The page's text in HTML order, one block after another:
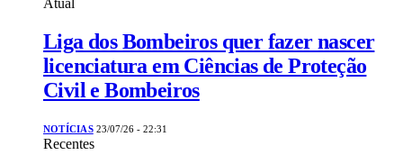
Liga dos Bombeiros quer fazer nascer
licenciatura em Ciências de Proteção
Civil e Bombeiros
NOTÍCIAS 23/07/26 - 22:31
Recentes